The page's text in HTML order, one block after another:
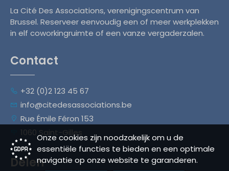
Onze cookies zijn noodzakelijk om u de
essentiële functies te bieden en een optimale
navigatie op onze website te garanderen.
La Cité Des Associations, verenigingscentrum van
Brussel. Reserveer eenvoudig een of meer werkplekken
in elf coworkingruimte of een vanze vergaderzalen.
Contact
+32 (0)2 123 45 67
info@citedesassociations.be
Rue Émile Féron 153
1060 Saint-Gilles
Delen